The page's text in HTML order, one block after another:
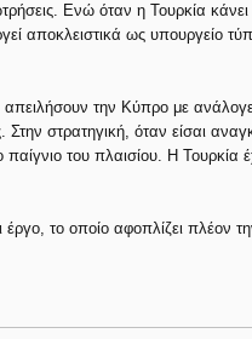
Ενώ όταν η Τουρκία
αποκλειστικά ως υπουργείο
απειλήσουν την Κύπρο με
Στην στρατηγική, όταν είσαι
παίγνιο του πλαισίου. Η Τουρκία
το οποίο αφοπλίζει πλέον